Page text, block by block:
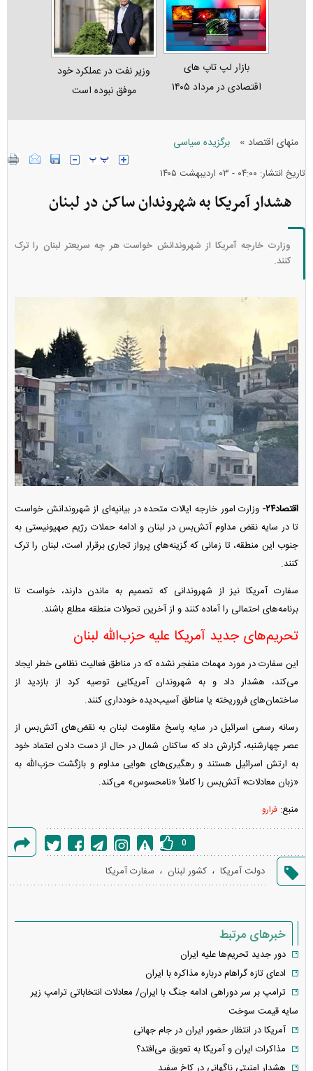
بازار لپ‌ تاپ‌ های
اقتصادی در مرداد ۱۴۰۵
وزیر نفت در عملکرد خود
موفق نبوده است
منهای اقتصاد » برگزیده سیاسی
تاریخ انتشار: ۰۴:۰۰ - ۰۳ ارديبهشت ۱۴۰۵
هشدار آمریکا به شهروندان ساکن در لبنان
وزارت خارجه آمریکا از شهروندانش خواست هر چه سریعتر لبنان را ترک
کنند.
اقتصاد۲۴-
وزارت امور خارجه ایالات متحده در بیانیه‌ای از شهروندانش خواست
تا در سایه نقض مداوم آتش‌بس در لبنان و ادامه حملات رژیم صهیونیستی به
جنوب این منطقه، تا زمانی که گزینه‌های پرواز تجاری برقرار است، لبنان را ترک
کنند.
سفارت آمریکا نیز از شهروندانی که تصمیم به ماندن دارند، خواست تا
برنامه‌های احتمالی را آماده کنند و از آخرین تحولات منطقه مطلع باشند.
تحریم‌های جدید آمریکا علیه حزب‌الله لبنان
این سفارت در مورد مهمات منفجر نشده که در مناطق فعالیت نظامی خطر ایجاد
می‌کند، هشدار داد و به شهروندان آمریکایی توصیه کرد از بازدید از
ساختمان‌های فروریخته یا مناطق آسیب‌دیده خودداری کنند.
رسانه رسمی اسرائیل در سایه پاسخ مقاومت لبنان به نقض‌های آتش‌بس از
عصر چهارشنبه، گزارش داد که ساکنان شمال در حال از دست دادن اعتماد خود
به ارتش اسرائیل هستند و رهگیری‌های هوایی مداوم و بازگشت حزب‌الله به
«زبان معادلات» آتش‌بس را کاملاً «نامحسوس» می‌کند.
منبع: فرارو
گزارش
خطا
0
دولت آمریکا ، کشور لبنان ، سفارت آمریکا
خبرهای مرتبط
دور جدید تحریم‌ها علیه ایران
ادعای تازه گراهام درباره مذاکره با ایران
ترامپ بر سر دوراهی ادامه جنگ با ایران/ معادلات انتخاباتی ترامپ زیر
سایه قیمت سوخت
آمریکا در انتظار حضور ایران در جام جهانی
مذاکرات ایران و آمریکا به تعویق می‌افتد؟